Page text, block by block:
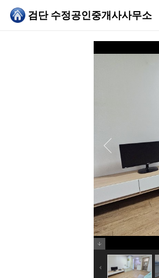
검단 수정공인중개사사무소